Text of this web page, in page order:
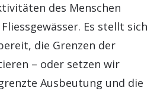
des Menschen
Es stellt sich
die Grenzen der
– oder setzen wir
Ausbeutung und die